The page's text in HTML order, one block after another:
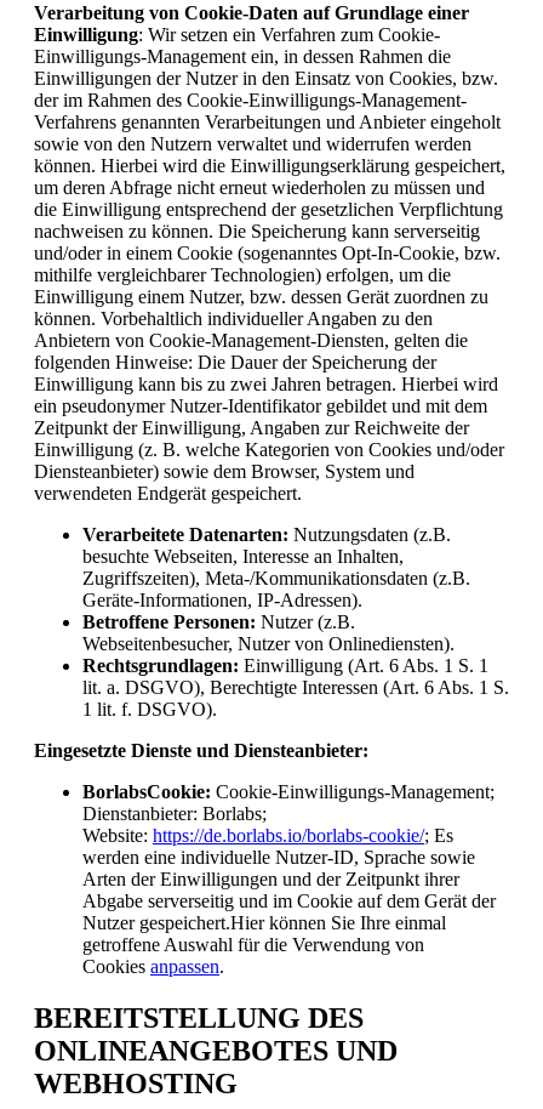
Verarbeitung von Cookie-Daten auf Grundlage einer
Einwilligung: Wir setzen ein Verfahren zum Cookie-
Einwilligungs-Management ein, in dessen Rahmen die
Einwilligungen der Nutzer in den Einsatz von Cookies, bzw.
der im Rahmen des Cookie-Einwilligungs-Management-
Verfahrens genannten Verarbeitungen und Anbieter eingeholt
sowie von den Nutzern verwaltet und widerrufen werden
können. Hierbei wird die Einwilligungserklärung gespeichert,
um deren Abfrage nicht erneut wiederholen zu müssen und
die Einwilligung entsprechend der gesetzlichen Verpflichtung
nachweisen zu können. Die Speicherung kann serverseitig
und/oder in einem Cookie (sogenanntes Opt-In-Cookie, bzw.
mithilfe vergleichbarer Technologien) erfolgen, um die
Einwilligung einem Nutzer, bzw. dessen Gerät zuordnen zu
können. Vorbehaltlich individueller Angaben zu den
Anbietern von Cookie-Management-Diensten, gelten die
folgenden Hinweise: Die Dauer der Speicherung der
Einwilligung kann bis zu zwei Jahren betragen. Hierbei wird
ein pseudonymer Nutzer-Identifikator gebildet und mit dem
Zeitpunkt der Einwilligung, Angaben zur Reichweite der
Einwilligung (z. B. welche Kategorien von Cookies und/oder
Diensteanbieter) sowie dem Browser, System und
verwendeten Endgerät gespeichert.
Verarbeitete Datenarten: Nutzungsdaten (z.B.
besuchte Webseiten, Interesse an Inhalten,
Zugriffszeiten), Meta-/Kommunikationsdaten (z.B.
Geräte-Informationen, IP-Adressen).
Betroffene Personen: Nutzer (z.B.
Webseitenbesucher, Nutzer von Onlinediensten).
Rechtsgrundlagen: Einwilligung (Art. 6 Abs. 1 S. 1
lit. a. DSGVO), Berechtigte Interessen (Art. 6 Abs. 1 S.
1 lit. f. DSGVO).
Eingesetzte Dienste und Diensteanbieter:
BorlabsCookie: Cookie-Einwilligungs-Management;
Dienstanbieter: Borlabs;
Website: https://de.borlabs.io/borlabs-cookie/; Es
werden eine individuelle Nutzer-ID, Sprache sowie
Arten der Einwilligungen und der Zeitpunkt ihrer
Abgabe serverseitig und im Cookie auf dem Gerät der
Nutzer gespeichert.Hier können Sie Ihre einmal
getroffene Auswahl für die Verwendung von
Cookies anpassen.
BEREITSTELLUNG DES
ONLINEANGEBOTES UND
WEBHOSTING